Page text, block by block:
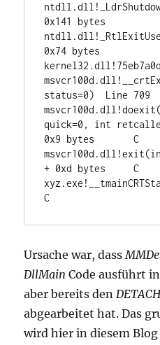
0x141 bytes
0x74 bytes
status=0)  Line 709	C
quick=0, int
0x9 bytes	C
+ 0xd bytes	C
C
Ursache war, dass
DllMain Code ausführt
aber bereits den
abgearbeitet hat. Das
wird hier in diesem